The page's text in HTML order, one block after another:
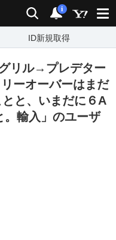
検索 通知
i
ID新規取得
リル→プレデター
ーオーバーはまだ
と、いまだに６A
。輸入」のユーザ